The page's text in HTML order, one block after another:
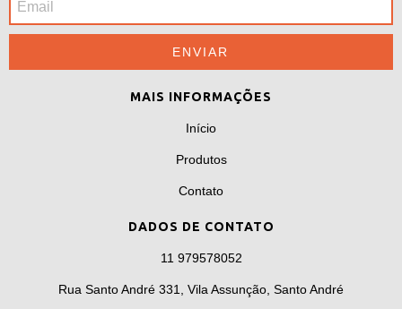
MAIS INFORMAÇÕES
Início
Produtos
Contato
DADOS DE CONTATO
11 979578052
Rua Santo André 331, Vila Assunção, Santo André